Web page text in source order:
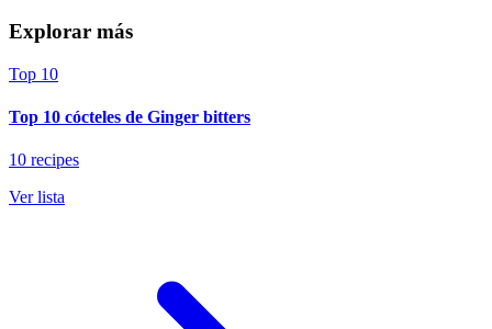
Explorar más
Top 10
Top 10 cócteles de Ginger bitters
10 recipes
Ver lista